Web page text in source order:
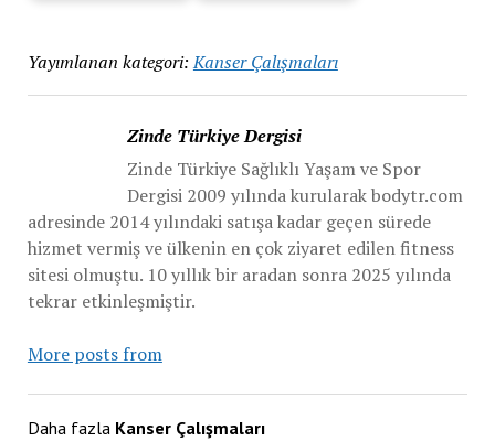
Yayımlanan kategori: Kanser Çalışmaları
Zinde Türkiye Dergisi
Zinde Türkiye Sağlıklı Yaşam ve Spor
Dergisi 2009 yılında kurularak bodytr.com
adresinde 2014 yılındaki satışa kadar geçen sürede
hizmet vermiş ve ülkenin en çok ziyaret edilen fitness
sitesi olmuştu. 10 yıllık bir aradan sonra 2025 yılında
tekrar etkinleşmiştir.
More posts from
Daha fazla Kanser Çalışmaları